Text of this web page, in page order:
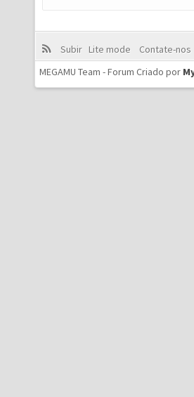
Subir Lite mode
Contate-nos
MEGAMU Team - Forum Criado por